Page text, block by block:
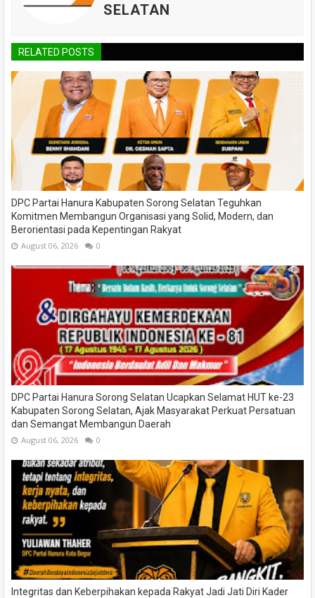
SELATAN
RELATED POSTS
DPC Partai Hanura Kabupaten Sorong Selatan Teguhkan
Komitmen Membangun Organisasi yang Solid, Modern, dan
Berorientasi pada Kepentingan Rakyat
August 06, 2026 0
DPC Partai Hanura Sorong Selatan Ucapkan Selamat HUT ke-23
Kabupaten Sorong Selatan, Ajak Masyarakat Perkuat Persatuan
dan Semangat Membangun Daerah
August 06, 2026 0
Integritas dan Keberpihakan kepada Rakyat Jadi Jati Diri Kader